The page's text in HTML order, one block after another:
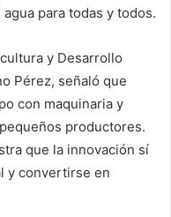
para todas y todos.
y Desarrollo
Pérez, señaló que
con maquinaria y
productores.
que la innovación sí
y convertirse en